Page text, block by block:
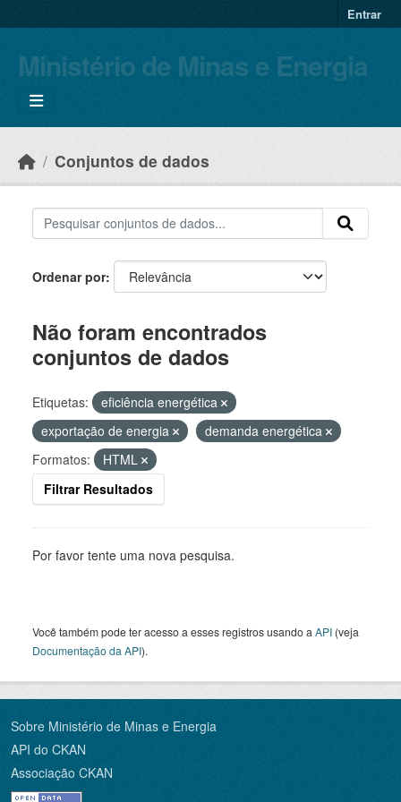
Entrar
Ministério de Minas e Energia
Conjuntos de dados
Ordenar por
Não foram encontrados
conjuntos de dados
Etiquetas:
eficiência energética
exportação de energia
demanda energética
Formatos:
HTML
Filtrar Resultados
Por favor tente uma nova pesquisa.
Você também pode ter acesso a esses registros usando a API (veja
Documentação da API).
Sobre Ministério de Minas e Energia
API do CKAN
Associação CKAN